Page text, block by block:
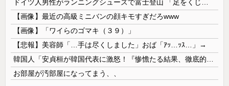
【画像】最近の高級ミニバンの顔キモすぎだろwww
【画像】「ワイらのゴマキ（３９）」
【悲報】美容師「…手は尽くしました」おば「ｱｯ…ｯｽ…」→
お部屋が汚部屋になってまう、、